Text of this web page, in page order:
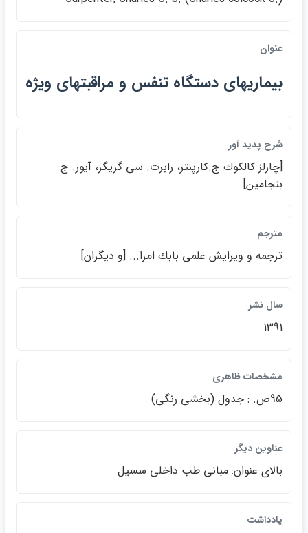
عنوان
بيماريهاي دستگاه تنفس و مراقبتهاي ويژه
شرح پديد آور
[چارلز كالكوك ج.كارپنتر، رابرت. سي گريگز، آيور. ج
بنجامين]
مترجم
ترجمه و ويرايش علمي بابك امرا... [و ديگران]
سال نشر
1391
مشخصات ظاهري
95ص. : جدول (بخشي رنگي)
عناوين ديگر
بالاي عنوان: مباني طب داخلي سسيل
يادداشت